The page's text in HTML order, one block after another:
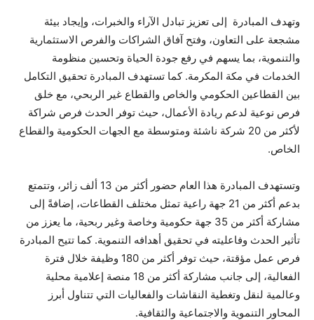
وتهدف المبادرة إلى تعزيز تبادل الآراء والخبرات، وإيجاد بيئة
مشجعة على التعاون، وفتح آفاق الشراكات والفرص الاستثمارية
والتنموية، بما يسهم في رفع جودة الحياة وتحسين منظومة
الخدمات في مكة المكرمة. كما تستهدف المبادرة تحقيق التكامل
بين القطاعين الحكومي والخاص والقطاع غير الربحي، مع خلق
فرص نوعية لدعم ريادة الأعمال، حيث توفر الحدث فرص شراكة
لأكثر من 20 شركة ناشئة ومتوسطة مع الجهات الحكومية والقطاع
الخاص.
وتستهدف المبادرة هذا العام حضور أكثر من 13 ألف زائر، وتتمتع
بدعم أكثر من 21 جهة راعية تمثل مختلف القطاعات، إضافةً إلى
مشاركة أكثر من 35 جهة حكومية وخاصة وغير ربحية، ما يعزز من
تأثير الحدث وفاعليته في تحقيق أهدافه التنموية. كما تتيح المبادرة
فرص عمل مؤقتة، حيث توفر أكثر من 180 وظيفة خلال فترة
الفعالية، إلى جانب مشاركة أكثر من 18 منصة إعلامية محلية
وعالمية لنقل وتغطية النقاشات والفعاليات التي تتناول أبرز
المحاور التنموية والاجتماعية والثقافية.